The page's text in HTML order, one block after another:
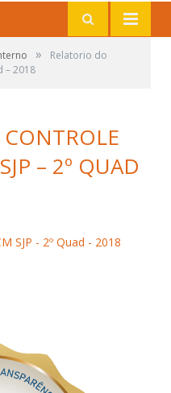
»
Relatorio do
– 2018
– 2º QUAD
SJP - 2º Quad - 2018